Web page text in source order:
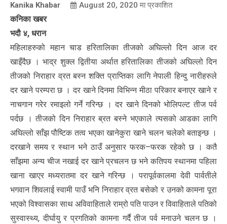
Kanika Khabar August 20, 2020 मा प्रकाशित
कनिका खबर
भदौ ४, धरान
महिलाहरुको महान चाड हरितालिका तीजको अघिल्लो दिन आज दर
खाइँदैछ । भाद्र शुक्ल द्वितीया अर्थात हरितालिका तीजको अघिल्लो दिन
तीजको निराहार व्रत बस्न शक्ति प्राप्तिका लागि नेपाली हिन्दु नारीहरुले
दर खाने परम्परा छ । दर खाने दिनमा विभिन्न मीठा परिकार बनाएर खाने र
नाचगान गरेर रमाइलो गर्ने गरिन्छ । दर खाने दिनको भोलिपल्ट तीज पर्व
पर्दछ । तीजको दिन निराहार ब्रत बस्ने भएकाले त्यसको आडका लागि
अघिल्लो साँझ पौष्टिक तत्व भएका खानेकुरा खाने चलन चलेको बताइन्छ ।
दरखाने समय र स्थान भने ठाउँ अनुसार फरक–फरक रहेको छ । कतै
साँझमा अन्य चीज नखाई दर खाने प्रचलन छ भने कतिपय स्थानमा पहिला
खाना खाएर मध्यरातमा दर खाने गरिन्छ । परापूर्वकालमा देवी पार्वतीले
भगवान शिवलाई स्वामी पाउँ भनि निराहार व्रत बसेको र उनको कामना पूरा
भएको विश्वासका साथ अविवाहिताले राम्रो पति पाउन र विवाहिताले पतिको
सुस्वास्थ्य, दीर्घायु र प्रगतिको कामना गर्दै तीज पर्व मनाउने चलन छ ।